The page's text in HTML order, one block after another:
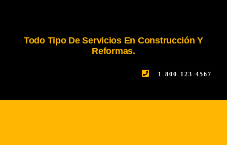
Todo Tipo De Servicios En Construcción Y
Reformas.
1-800-123-4567